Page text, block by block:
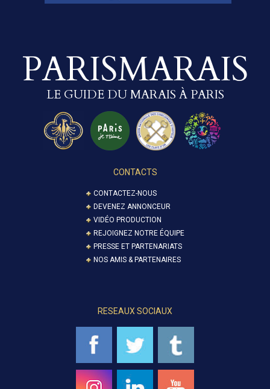
PARISMARAIS
LE GUIDE DU MARAIS À PARIS
CONTACTS
CONTACTEZ-NOUS
DEVENEZ ANNONCEUR
VIDÉO PRODUCTION
REJOIGNEZ NOTRE ÉQUIPE
PRESSE ET PARTENARIATS
NOS AMIS & PARTENAIRES
RESEAUX SOCIAUX